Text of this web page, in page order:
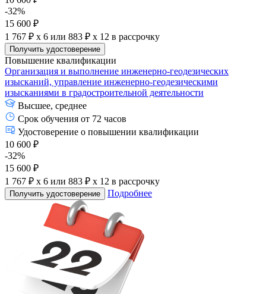
-32%
15 600 ₽
1 767 ₽ x 6 или 883 ₽ x 12 в рассрочку
Получить удостоверение
Повышение квалификации
Организация и выполнение инженерно-геодезических
изысканий, управление инженерно-геодезическими
изысканиями в градостроительной деятельности
Высшее, среднее
Срок обучения от 72 часов
Удостоверение о повышении квалификации
10 600 ₽
-32%
15 600 ₽
1 767 ₽ x 6 или 883 ₽ x 12 в рассрочку
Получить удостоверение Подробнее